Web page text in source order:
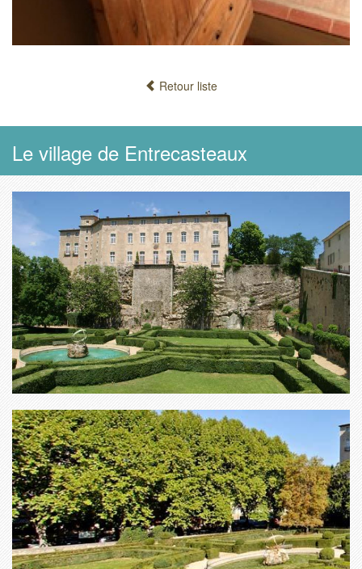
Retour liste
Le village de Entrecasteaux